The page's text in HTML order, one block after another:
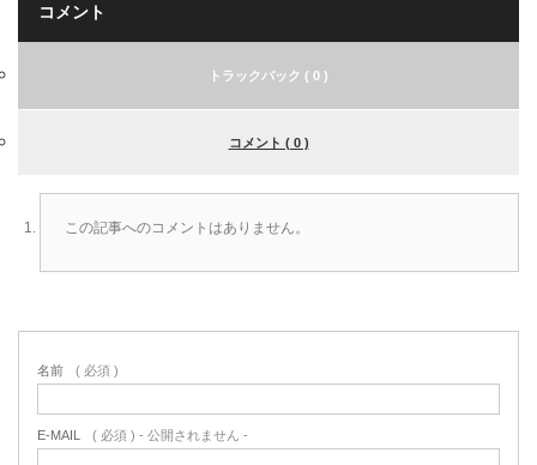
コメント
トラックバック ( 0 )
コメント ( 0 )
この記事へのコメントはありません。
名前 ( 必須 )
E-MAIL ( 必須 ) - 公開されません -